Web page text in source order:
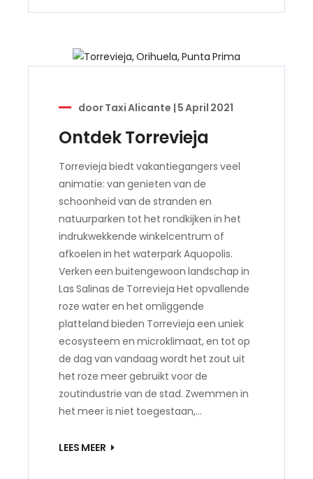
doorTaxi Alicante | 5 April 2021
Ontdek Torrevieja
Torrevieja biedt vakantiegangers veel
animatie: van genieten van de
schoonheid van de stranden en
natuurparken tot het rondkijken in het
indrukwekkende winkelcentrum of
afkoelen in het waterpark Aquopolis.
Verken een buitengewoon landschap in
Las Salinas de Torrevieja Het opvallende
roze water en het omliggende
platteland bieden Torrevieja een uniek
ecosysteem en microklimaat, en tot op
de dag van vandaag wordt het zout uit
het roze meer gebruikt voor de
zoutindustrie van de stad. Zwemmen in
het meer is niet toegestaan,…
LEES MEER